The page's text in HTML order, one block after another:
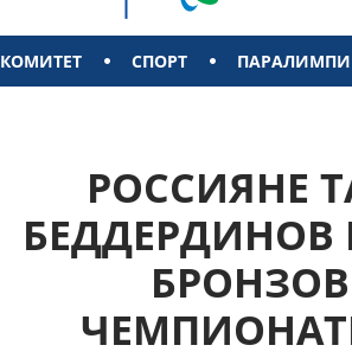
КОМИТЕТ СПОРТ
РОССИЯНЕ
БЕДДЕРДИНОВ